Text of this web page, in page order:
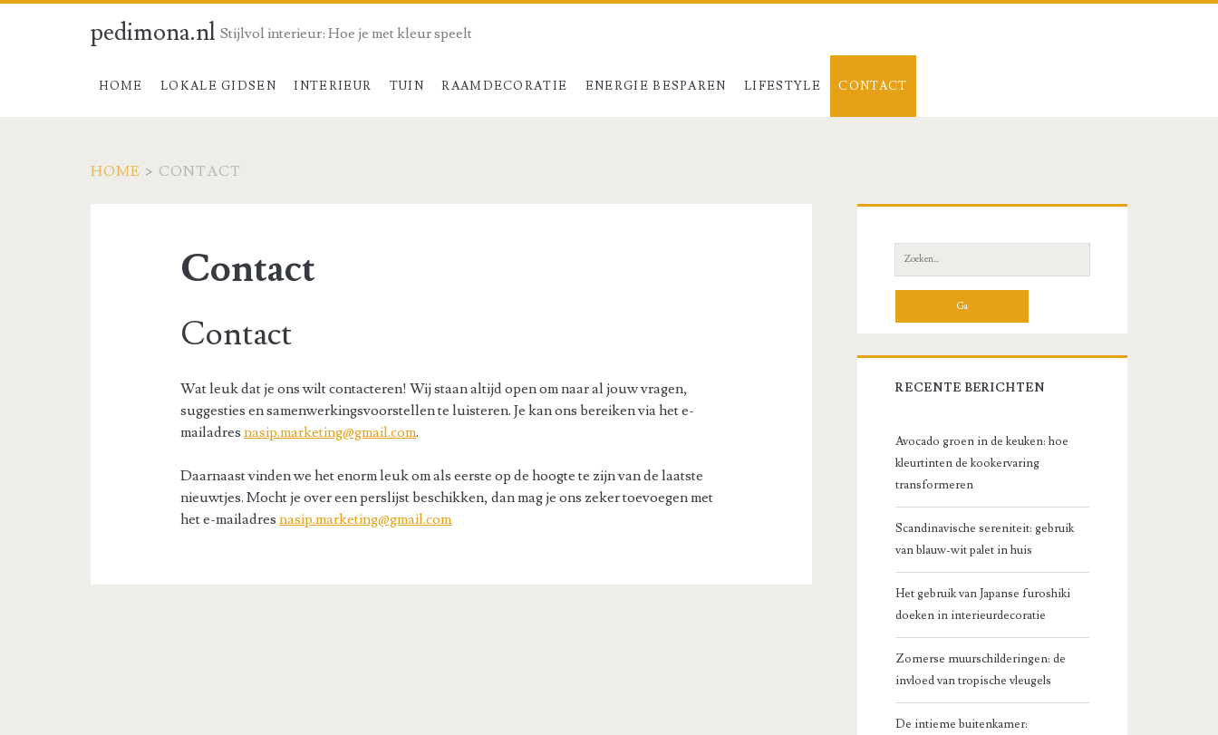
pedimona.nl Stijlvol interieur: Hoe je met kleur speelt
HOME LOKALE GIDSEN INTERIEUR TUIN RAAMDECORATIE ENERGIE BESPAREN LIFESTYLE CONTACT
HOME > CONTACT
Contact
Contact
Wat leuk dat je ons wilt contacteren! Wij staan altijd open om naar al jouw vragen,
suggesties en samenwerkingsvoorstellen te luisteren. Je kan ons bereiken via het e-
mailadresnasip.marketing@gmail.com.
Daarnaast vinden we het enorm leuk om als eerste op de hoogte te zijn van de laatste
nieuwtjes. Mocht je over een perslijst beschikken, dan mag je ons zeker toevoegen met
het e-mailadresnasip.marketing@gmail.com
zijbalk
Zoeken
naar:
RECENTE BERICHTEN
Avocado groen in de keuken: hoe
kleurtinten de kookervaring
transformeren
Scandinavische sereniteit: gebruik
van blauw-wit palet in huis
Het gebruik van Japanse furoshiki
doeken in interieurdecoratie
Zomerse muurschilderingen: de
invloed van tropische vleugels
De intieme buitenkamer: